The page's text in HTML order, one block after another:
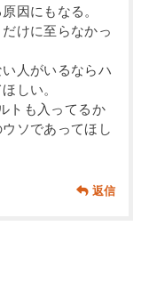
因にもなる。
けに至らなかっ
人がいるならハ
しい。
トも入ってるか
ソであってほし
返信